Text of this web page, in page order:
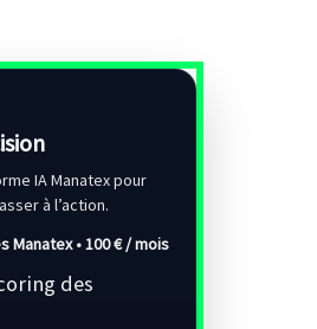
IA Manatex pour
à l’action.
Manatex •100 € / mois
des